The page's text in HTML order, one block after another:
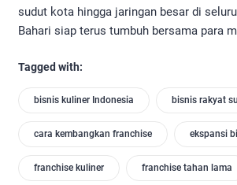
sudut kota hingga jaringan besar di
Bahari siap terus tumbuh bersama para
Tagged with:
bisnis kuliner Indonesia bisnis rakyat
cara kembangkan franchise ekspansi
franchise kuliner franchise tahan lama